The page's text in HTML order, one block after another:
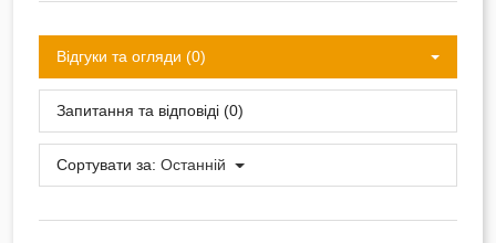
Відгуки та огляди (0)
Запитання та відповіді (0)
Сортувати за: Останній